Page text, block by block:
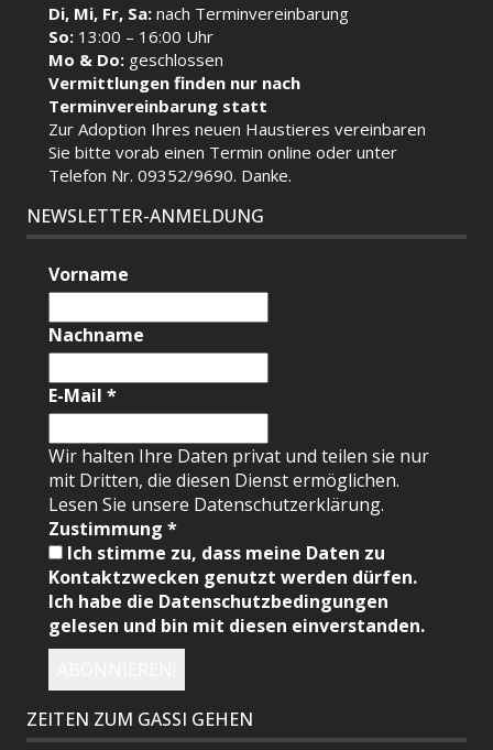
Di, Mi, Fr, Sa:nach Terminvereinbarung
So: 13:00 – 16:00 Uhr
Mo & Do: geschlossen
Vermittlungen finden nur nach
Terminvereinbarung statt
Zur Adoption Ihres neuen Haustieres vereinbaren
Sie bitte vorab einen Terminonline oder unter
Telefon Nr. 09352/9690. Danke.
NEWSLETTER-ANMELDUNG
Vorname
Nachname
E-Mail*
Wir halten Ihre Daten privat und teilen sie nur
mit Dritten, die diesen Dienst ermöglichen.
Lesen Sie unsere Datenschutzerklärung.
Zustimmung*
Ich stimme zu, dass meine Daten zu
Kontaktzwecken genutzt werden dürfen.
Ich habe die Datenschutzbedingungen
gelesen und bin mit diesen einverstanden.
ZEITEN ZUM GASSI GEHEN